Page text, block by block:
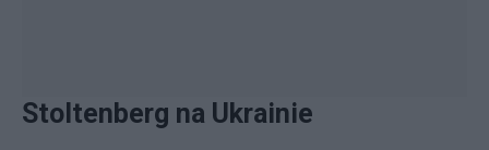
Stoltenberg na Ukrainie